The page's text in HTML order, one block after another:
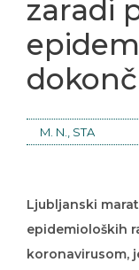
zaradi
M. N., STA
Ljubljanski
epidemioloških
koronavirusom,